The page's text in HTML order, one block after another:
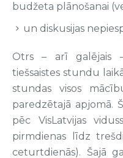
budžeta plānošanai
un diskusijas
Otrs – arī galējais
tiešsaistes stundu
stundas visos
paredzētajā apjomā.
pēc VisLatvijas
pirmdienas līdz
ceturtdienās). Šajā